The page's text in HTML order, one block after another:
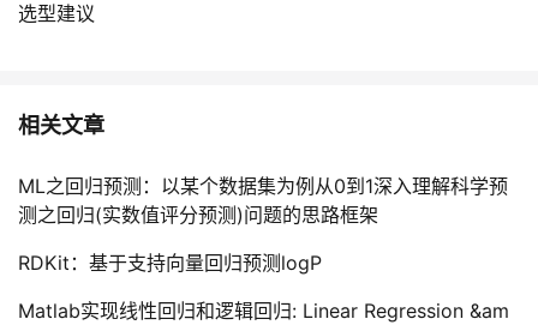
选型建议
相关文章
ML之回归预测：以某个数据集为例从0到1深入理解科学预
测之回归(实数值评分预测)问题的思路框架
RDKit：基于支持向量回归预测logP
Matlab实现线性回归和逻辑回归: Linear Regression &am